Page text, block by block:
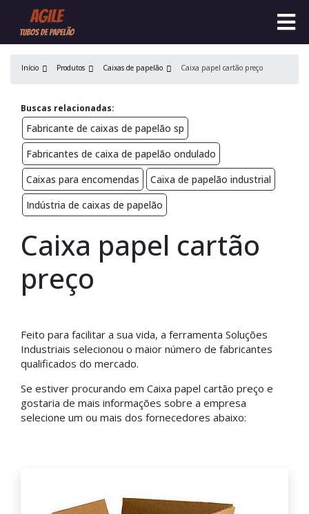
Início Produtos Caixas de papelão Caixa papel cartão preço
Buscas relacionadas:
Fabricante de caixas de papelão sp
Fabricantes de caixa de papelão ondulado
Caixas para encomendas
Caixa de papelão industrial
Indústria de caixas de papelão
Caixa papel cartão
preço
Feito para facilitar a sua vida, a ferramenta Soluções
Industriais selecionou o maior número de fabricantes
qualificados do mercado.
Se estiver procurando em Caixa papel cartão preço e
gostaria de mais informações sobre a empresa
selecione um ou mais dos fornecedores abaixo: